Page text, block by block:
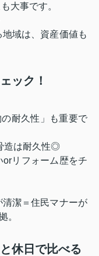
大事です。
域は、資産価値も
ック！
耐久性」も重要で
造は耐久性◎
リフォーム歴をチ
潔＝住民マナーが
。
休日で比べる